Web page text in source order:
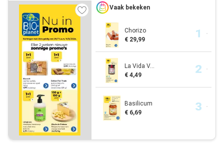
Vaak bekeken
Chorizo
€ 29,99
La Vida V...
€ 4,49
Basilicum
€ 6,69